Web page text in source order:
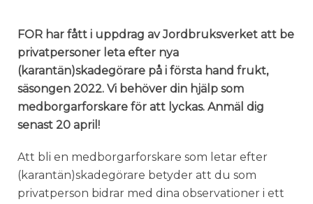
FOR har fått i uppdrag av Jordbruksverket att be
privatpersoner leta efter nya
(karantän)skadegörare på i första hand frukt,
säsongen 2022. Vi behöver din hjälp som
medborgarforskare för att lyckas. Anmäl dig
senast 20 april!
Att bli en medborgarforskare som letar efter
(karantän)skadegörare betyder att du som
privatperson bidrar med dina observationer i ett